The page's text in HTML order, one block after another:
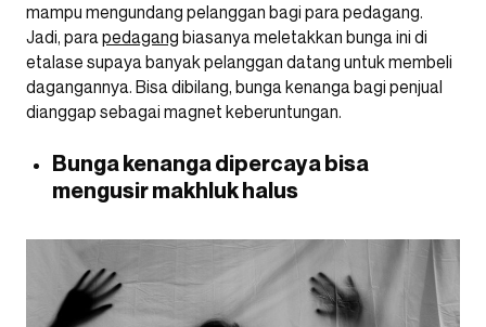
mampu mengundang pelanggan bagi para pedagang.
Jadi, parapedagang biasanya meletakkan bunga ini di
etalase supaya banyak pelanggan datang untuk membeli
dagangannya. Bisa dibilang, bunga kenanga bagi penjual
dianggap sebagai magnet keberuntungan.
Bunga kenanga dipercaya bisa
mengusir makhluk halus